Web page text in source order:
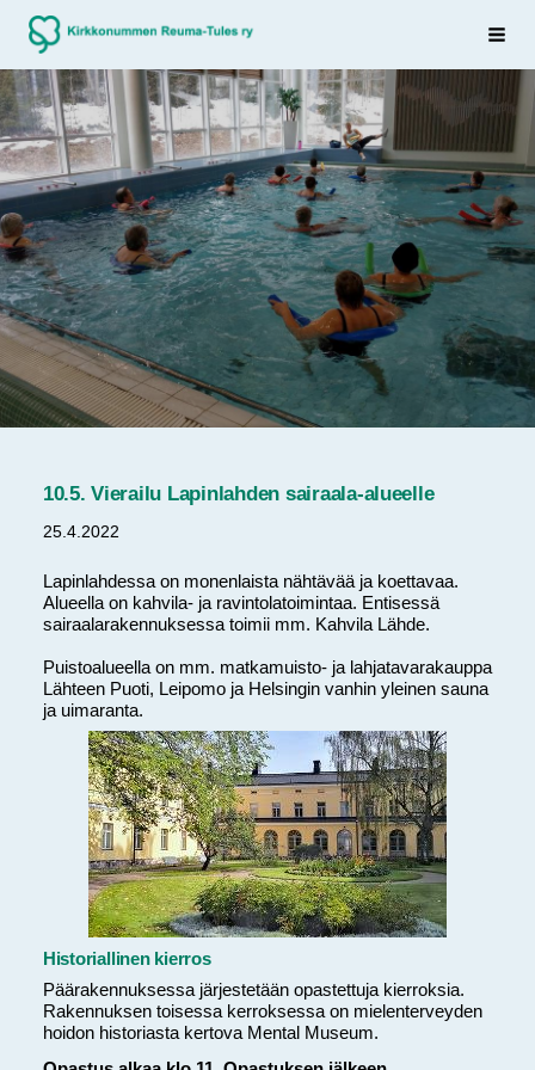
Siirry
sivun
sisältöön
Sivuston etusivulle
10.5. Vierailu Lapinlahden sairaala-alueelle
25.4.2022
Lapinlahdessa on monenlaista nähtävää ja koettavaa.
Alueella on kahvila- ja ravintolatoimintaa. Entisessä
sairaalarakennuksessa toimii mm. Kahvila Lähde.
Puistoalueella on mm. matkamuisto- ja lahjatavarakauppa
Lähteen Puoti, Leipomo ja Helsingin vanhin yleinen sauna
ja uimaranta.
Historiallinen kierros
Päärakennuksessa järjestetään opastettuja kierroksia.
Rakennuksen toisessa kerroksessa on mielenterveyden
hoidon historiasta kertova Mental Museum.